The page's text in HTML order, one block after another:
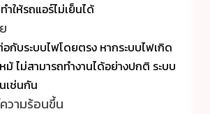
ให้รถแอร์ไม่เย็นได้
อกับระบบไฟโดยตรง หากระบบไฟเกิด
ไม่สามารถทำงานได้อย่างปกติ ระบบ
เช่นกัน
วามร้อนขึ้น